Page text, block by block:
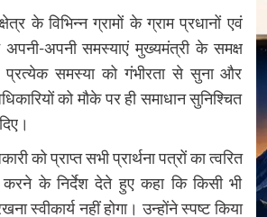
के विभिन्न ग्रामों के ग्राम प्रधानों एवं
अपनी-अपनी समस्याएं मुख्यमंत्री के समक्ष
समस्या को गंभीरता से सुना और
को मौके पर ही समाधान सुनिश्चित
को प्राप्त सभी प्रार्थना पत्रों का त्वरित
करने के निर्देश देते हुए कहा कि किसी भी
स्वीकार्य नहीं होगा। उन्होंने स्पष्ट किया